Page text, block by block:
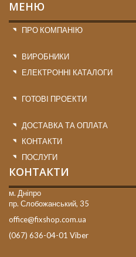
МЕНЮ
ПРО КОМПАНІЮ
ВИРОБНИКИ
ЕЛЕКТРОННІ КАТАЛОГИ
ГОТОВІ ПРОЕКТИ
ДОСТАВКА ТА ОПЛАТА
КОНТАКТИ
ПОСЛУГИ
КОНТАКТИ
м. Дніпро
пр. Слобожанський, 35
office@fixshop.com.ua
(067) 636-04-01 Viber